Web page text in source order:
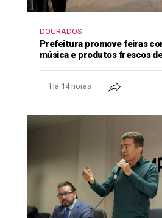
DOURADOS
Prefeitura promove feiras
música e produtos frescos
Há 14 horas